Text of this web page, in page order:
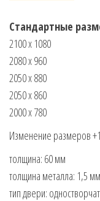
Стандартные
2100 х 1080
2080 х 960
2050 х 880
2050 х 860
2000 х 780
Изменение размеров
толщина: 60 мм
толщина металла: 1,5 мм
тип двери: